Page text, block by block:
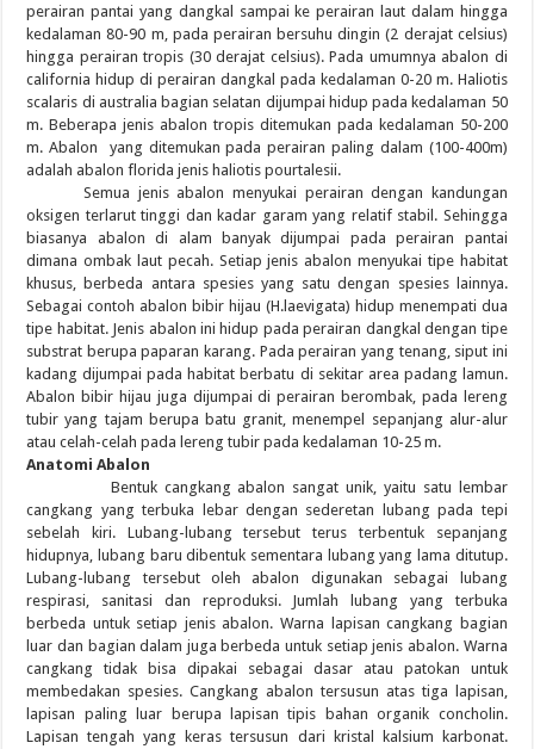
perairan pantai yang dangkal sampai ke perairan laut dalam hingga
kedalaman 80-90 m, pada perairan bersuhu dingin (2 derajat celsius)
hingga perairan tropis (30 derajat celsius). Pada umumnya abalon di
california hidup di perairan dangkal pada kedalaman 0-20 m. Haliotis
scalaris di australia bagian selatan dijumpai hidup pada kedalaman 50
m. Beberapa jenis abalon tropis ditemukan pada kedalaman 50-200
m. Abalon yang ditemukan pada perairan paling dalam (100-400m)
adalah abalon florida jenis haliotis pourtalesii.
Semua jenis abalon menyukai perairan dengan kandungan
oksigen terlarut tinggi dan kadar garam yang relatif stabil. Sehingga
biasanya abalon di alam banyak dijumpai pada perairan pantai
dimana ombak laut pecah. Setiap jenis abalon menyukai tipe habitat
khusus, berbeda antara spesies yang satu dengan spesies lainnya.
Sebagai contoh abalon bibir hijau (H.laevigata) hidup menempati dua
tipe habitat. Jenis abalon ini hidup pada perairan dangkal dengan tipe
substrat berupa paparan karang. Pada perairan yang tenang, siput ini
kadang dijumpai pada habitat berbatu di sekitar area padang lamun.
Abalon bibir hijau juga dijumpai di perairan berombak, pada lereng
tubir yang tajam berupa batu granit, menempel sepanjang alur-alur
atau celah-celah pada lereng tubir pada kedalaman 10-25 m.
Anatomi Abalon
Bentuk cangkang abalon sangat unik, yaitu satu lembar
cangkang yang terbuka lebar dengan sederetan lubang pada tepi
sebelah kiri. Lubang-lubang tersebut terus terbentuk sepanjang
hidupnya, lubang baru dibentuk sementara lubang yang lama ditutup.
Lubang-lubang tersebut oleh abalon digunakan sebagai lubang
respirasi, sanitasi dan reproduksi. Jumlah lubang yang terbuka
berbeda untuk setiap jenis abalon. Warna lapisan cangkang bagian
luar dan bagian dalam juga berbeda untuk setiap jenis abalon. Warna
cangkang tidak bisa dipakai sebagai dasar atau patokan untuk
membedakan spesies. Cangkang abalon tersusun atas tiga lapisan,
lapisan paling luar berupa lapisan tipis bahan organik concholin.
Lapisan tengah yang keras tersusun dari kristal kalsium karbonat.